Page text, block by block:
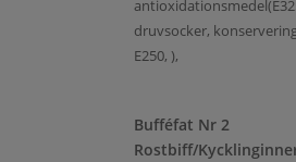
druvsocker,
E250, ),
Bufféfat Nr 2
Rostbiff/